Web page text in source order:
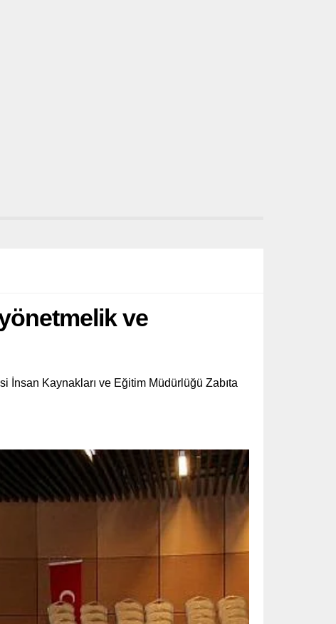
ve
Kaynakları ve Eğitim Müdürlüğü Zabıta